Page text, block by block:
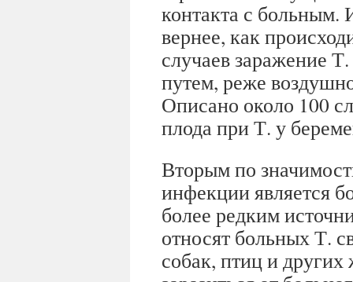
контакта с больным.
вернее, как
случаев заражение
путем, реже
Описано около 100
плода при Т. у
Вторым по
инфекции является
более редким
относят больных Т.
собак, птиц и